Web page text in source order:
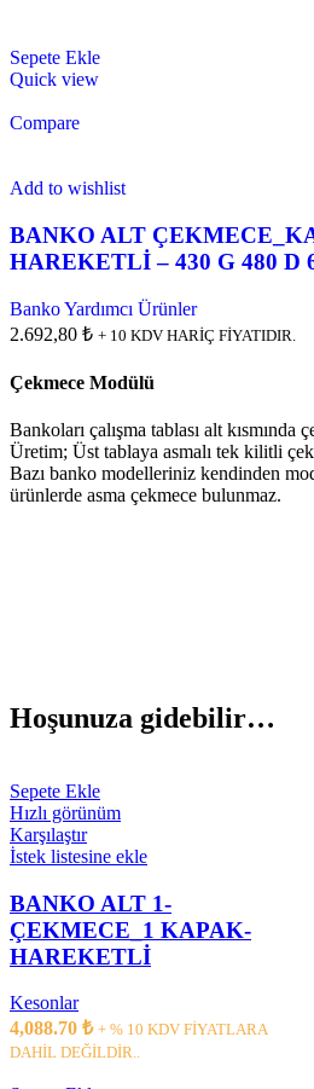
Sepete Ekle
Quick view
Compare
Add to wishlist
BANKO ALT
HAREKETLİ – 430 G 480 D
Banko Yardımcı Ürünler
2.692,80 ₺ + 10 KDV HARİÇ FİYATIDIR.
Çekmece Modülü
Bankoları çalışma tablası alt kısmında
Üretim; Üst tablaya asmalı tek kilitli
Bazı banko modelleriniz kendinden
ürünlerde asma çekmece bulunmaz.
Hoşunuza gidebilir…
Sepete Ekle
Hızlı görünüm
Karşılaştır
İstek listesine ekle
BANKO ALT 1-
ÇEKMECE_1 KAPAK-
HAREKETLİ
Kesonlar
4,088.70 ₺ + % 10 KDV FİYATLARA
DAHİL DEĞİLDİR..